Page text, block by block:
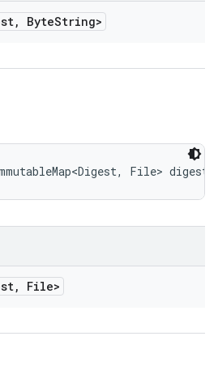
, ByteString>
File>
, File>